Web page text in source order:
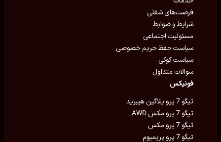
فرصت‌های شغلی
شرایط و ضوابط
مسئولیت اجتماعی
سیاست حفظ حریم خصوصی
سیاست کوکی
سوالات متداول
فونیکس
تیگو 7 پرو پلاگین هیبرید
تیگو 7 پرو مکس AWD
تیگو 7 پرو مکس
تیگو 7 پرو پریمیوم